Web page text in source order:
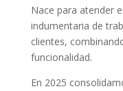
Nace para atender
indumentaria de
clientes,
funcionalidad.
En 2025